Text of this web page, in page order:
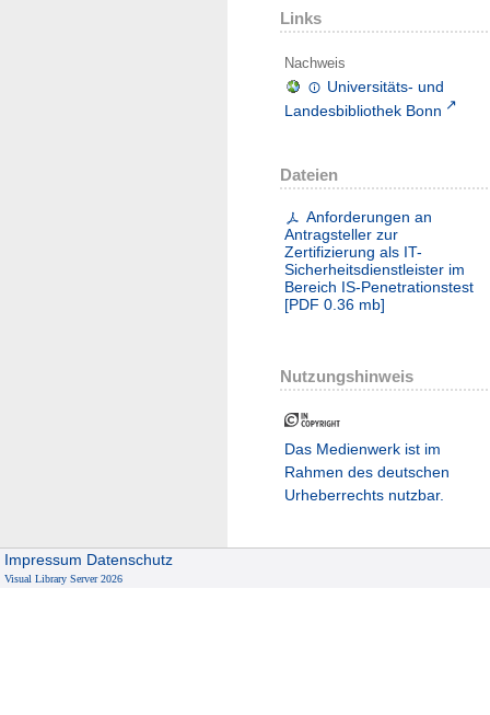
Links
Nachweis
Universitäts- und
Landesbibliothek Bonn
Dateien
Anforderungen an
Antragsteller zur
Zertifizierung als IT-
Sicherheitsdienstleister im
Bereich IS-Penetrationstest
[PDF 0.36 mb]
Nutzungshinweis
Das Medienwerk ist im
Rahmen des deutschen
Urheberrechts nutzbar.
Impressum Datenschutz
Visual Library Server 2026